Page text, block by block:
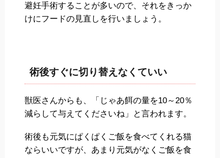
避妊手術することが多いので、それをきっか
けにフードの見直しを行いましょう。
術後すぐに切り替えなくていい
獣医さんからも、「じゃあ餌の量を10～20％
減らして与えてくださいね」と言われます。
術後も元気にぱくぱくご飯を食べてくれる猫
ならいいですが、あまり元気がなくご飯を食